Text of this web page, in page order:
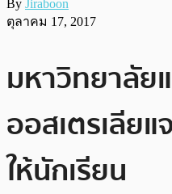
By Jiraboon
ตุลาคม 17, 2017
มหาวิทยาลัย
ออสเตรเลีย
ให้นักเรียน